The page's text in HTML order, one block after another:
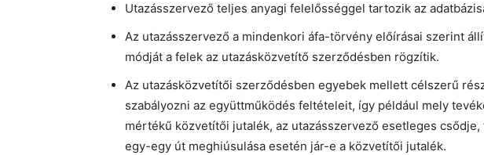
Utazásszervező teljes anyagi felelősséggel tartozik az
Az utazásszervező a mindenkori áfa-törvény előírásai szerint
módját a felek az utazásközvetítő szerződésben rögzítik.
Az utazásközvetítői szerződésben egyebek mellett célszerű
szabályozni az együttműködés feltételeit, így például mely
mértékű közvetítői jutalék, az utazásszervező esetleges
egy-egy út meghiúsulása esetén jár-e a közvetítői jutalék.